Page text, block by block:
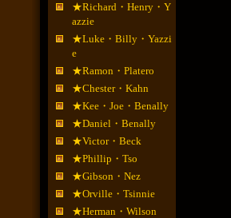
★Richard・Henry・Y
azzie
★Luke・Billy・Yazzi
e
★Ramon・Platero
★Chester・Kahn
★Kee・Joe・Benally
★Daniel・Benally
★Victor・Beck
★Phillip・Tso
★Gibson・Nez
★Orville・Tsinnie
★Herman・Wilson